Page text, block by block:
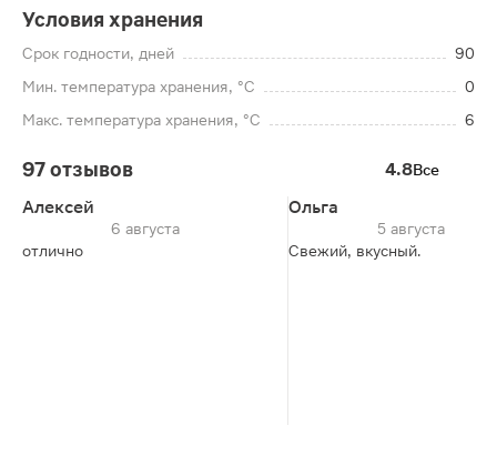
Условия хранения
Срок годности, дней
90
Мин. температура хранения, °C
0
Макс. температура хранения, °C
6
97 отзывов 4.8Все
Алексей
6 августа
отлично
Ольга
5 августа
Свежий, вкусный.